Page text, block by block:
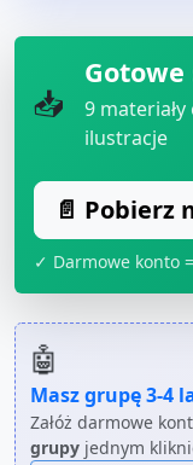
📥 9
ilustracje
📄 Pobierz
✓ Darmowe konto
🤖
Masz grupę3-4
Załóż darmowe
grupy jednym